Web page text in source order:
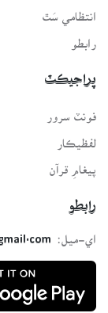
انتظامي سَٿ
رابطو
پراجيڪٽ
فونٽ سرور
لفظيڪار
پيغامِ قرآن
رابطو
اي-ميل: